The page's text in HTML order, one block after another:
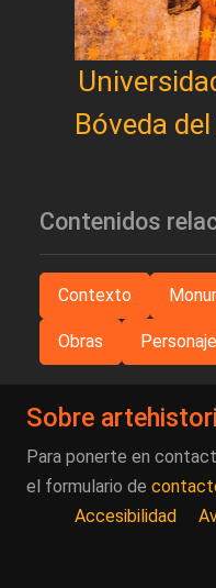
Bóveda
Contenidos
Contexto
Obras
Sobre
Para ponerte en
el formulario de
Accesibilidad